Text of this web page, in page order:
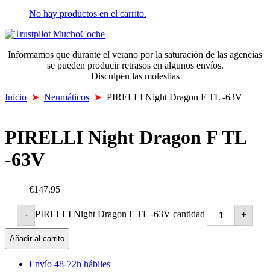
No hay productos en el carrito.
Informamos que durante el verano por la saturación de las agencias
se pueden producir retrasos en algunos envíos.
Disculpen las molestias
Inicio ➤ Neumáticos ➤ PIRELLI Night Dragon F TL -63V
PIRELLI Night Dragon F TL
-63V
€147.95
- PIRELLI Night Dragon F TL -63V cantidad +
Añadir al carrito
Envío 48-72h hábiles